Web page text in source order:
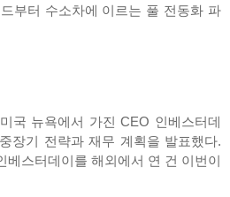
부터 수소차에 이르는 풀 전동화 파
국 뉴욕에서 가진 CEO 인베스터데
장기 전략과 재무 계획을 발표했다.
베스터데이를 해외에서 연 건 이번이